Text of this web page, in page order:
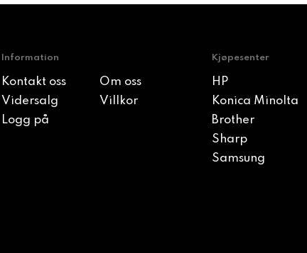
Information
Kontakt oss
Om oss
Vidersalg
Villkor
Logg på
Kjøpesenter
HP
Konica Minolta
Brother
Sharp
Samsung